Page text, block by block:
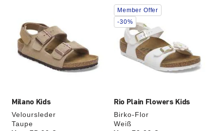
Milano Kids
Veloursleder
Taupe
Farben
werden
die
Produktbilder
aktualisiert.
Rio Plain Flowers Kids
Birko-Flor
Weiß
Durch
Anklicken
der
Farben
werden
die
Produktbilder
aktualisiert.
Member Offer
-30%